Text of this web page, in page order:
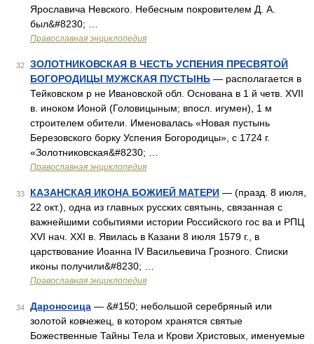
Ярославича Невского. Небесным покровителем Д. А.
был&#8230; …
Православная энциклопедия
32
ЗОЛОТНИКОВСКАЯ В ЧЕСТЬ УСПЕНИЯ ПРЕСВЯТОЙ
БОГОРОДИЦЫ МУЖСКАЯ ПУСТЫНЬ — располагается в
Тейковском р не Ивановской обл. Основана в 1 й четв. XVII
в. иноком Ионой (Головицыным; впосл. игумен), 1 м
строителем обители. Именовалась «Новая пустынь
Березовского борку Успения Богородицы», с 1724 г.
«Золотниковская&#8230; …
Православная энциклопедия
33 КАЗАНСКАЯ ИКОНА БОЖИЕЙ МАТЕРИ — (празд. 8 июля,
22 окт.), одна из главных русских святынь, связанная с
важнейшими событиями истории Российского гос ва и РПЦ
XVI нач. XXI в. Явилась в Казани 8 июля 1579 г., в
царствование Иоанна IV Васильевича Грозного. Списки
иконы получили&#8230; …
Православная энциклопедия
34 Дароносица — &#150; небольшой серебряный или
золотой ковчежец, в котором хранятся святые
Божественные Тайны Тела и Крови Христовых, именуемые